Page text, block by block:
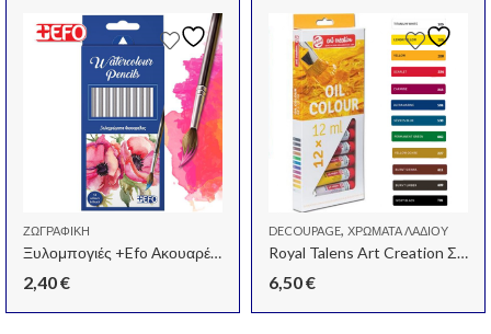
ΖΩΓΡΑΦΙΚΉ
Ξυλομπογιές +Efo Ακουαρέλας 12 χρώματα
2,40€
DECOUPAGE, ΧΡΏΜΑΤΑ ΛΑΔΙΟΎ
Royal Talens Art Creation Σετ 12 Χρωμάτων Λαδιού Των 12ml
6,50€